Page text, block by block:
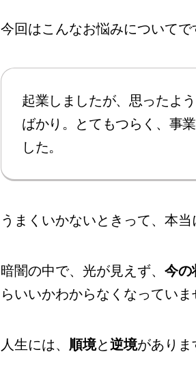
今回はこんなお悩みについてで
起業しましたが、思ったよ
ばかり。とてもつらく、事
した。
うまくいかないときって、本
暗闇の中で、光が見えず、 今の
らいいかわからなくなってい
人生には、 順境と逆境がありま